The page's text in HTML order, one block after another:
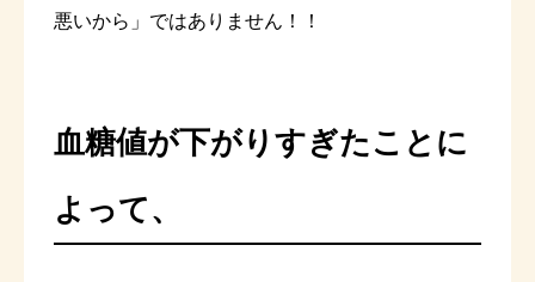
悪いから」ではありません！！
血糖値が下がりすぎたことに
よって、